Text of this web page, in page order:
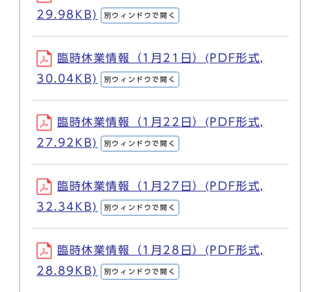
29.98KB) 別ウィンドウで開く
臨時休業情報（1月21日）(PDF形式,
30.04KB)
別ウィンドウで開く
臨時休業情報（1月22日）(PDF形式,
27.92KB)
別ウィンドウで開く
臨時休業情報（1月27日）(PDF形式,
32.34KB)
別ウィンドウで開く
臨時休業情報（1月28日）(PDF形式,
28.89KB)
別ウィンドウで開く